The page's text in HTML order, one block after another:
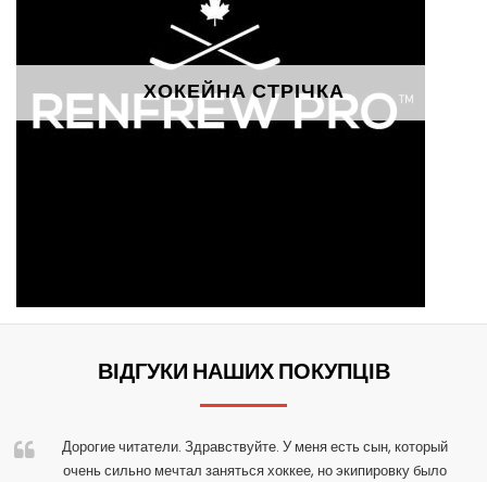
ХОКЕЙНА СТРІЧКА
ВІДГУКИ НАШИХ ПОКУПЦІВ
Дорогие читатели. Здравствуйте. У меня есть сын, который
очень сильно мечтал заняться хоккее, но экипировку было